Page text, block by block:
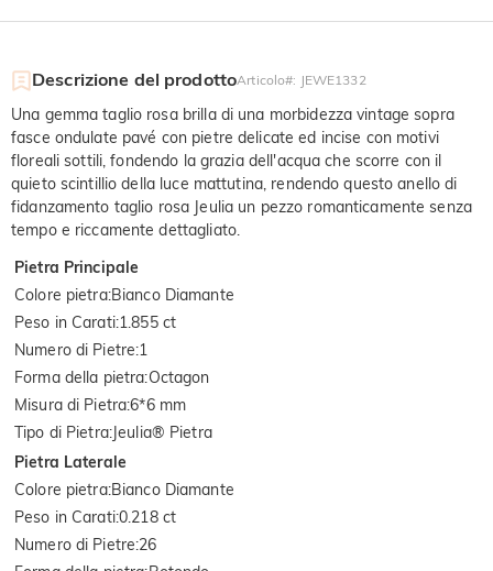
Descrizione del prodottoArticolo#: JEWE1332
Una gemma taglio rosa brilla di una morbidezza vintage sopra
fasce ondulate pavé con pietre delicate ed incise con motivi
floreali sottili, fondendo la grazia dell'acqua che scorre con il
quieto scintillio della luce mattutina, rendendo questo anello di
fidanzamento taglio rosa Jeulia un pezzo romanticamente senza
tempo e riccamente dettagliato.
Pietra Principale
Colore pietra:Bianco Diamante
Peso in Carati:1.855 ct
Numero di Pietre:1
Forma della pietra:Octagon
Misura di Pietra:6*6 mm
Tipo di Pietra:Jeulia® Pietra
Pietra Laterale
Colore pietra:Bianco Diamante
Peso in Carati:0.218 ct
Numero di Pietre:26